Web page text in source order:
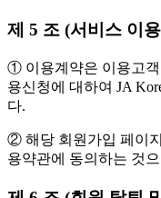
제 5 조 (서비스 이
① 이용계약은 이용고객
용신청에 대하여 JA
다.
② 해당 회원가입 페이
용약관에 동의하는 것